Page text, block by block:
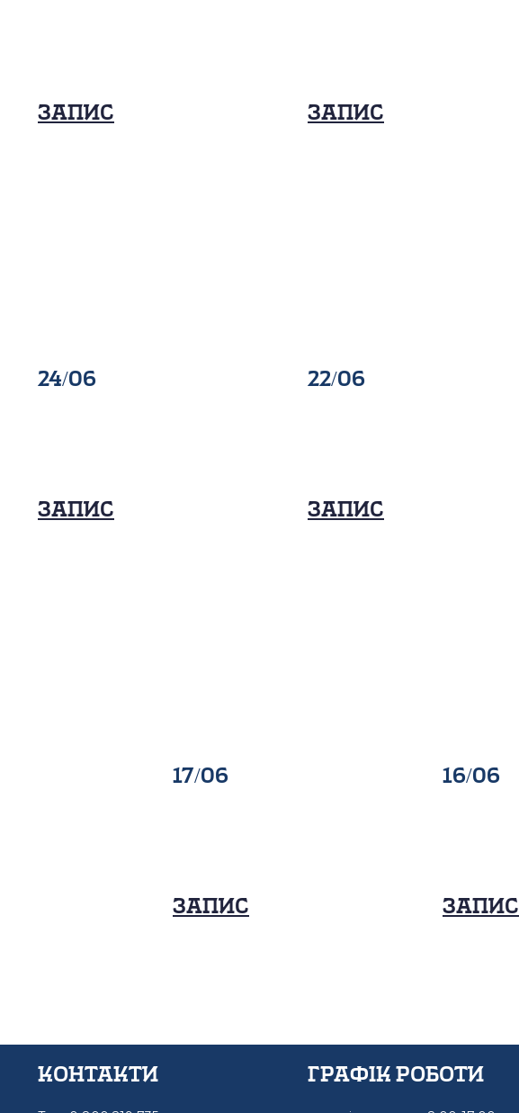
Запис Запис
24/06
Запис
22/06
Запис
17/06
Запис
16/06
Запис
Контакти графік роботи